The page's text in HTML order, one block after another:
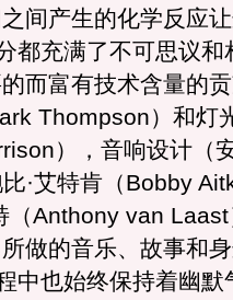
间产生的化学反应
都充满了不可思议和
而富有技术含量的
Thompson）和灯
），音响设计（
·艾特肯（Bobby
（Anthony van
做的音乐、故事和
中也始终保持着幽默